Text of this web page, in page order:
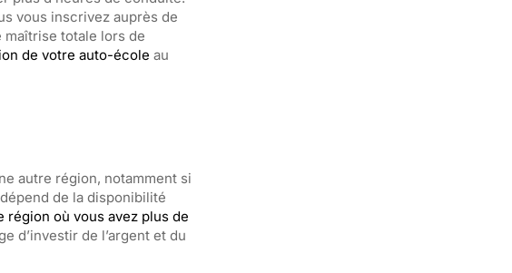
vous inscrivez auprès de
totale lors de
de votre auto-école au
autre région, notamment si
de la disponibilité
région où vous avez plus de
d’investir de l’argent et du